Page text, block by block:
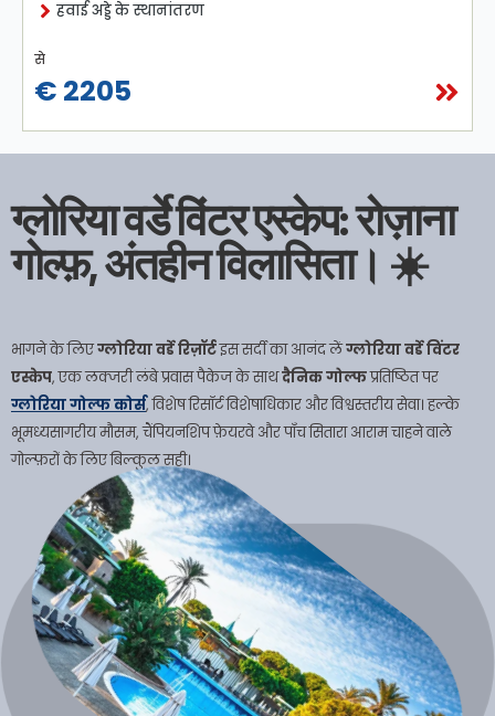
हवाई अड्डे के स्थानांतरण
से
€ 2205
ग्लोरिया वर्डे विंटर एस्केप: रोज़ाना
गोल्फ़, अंतहीन विलासिता। ☀️
भागने के लिएग्लोरिया वर्डे रिज़ॉर्टइस सर्दी का आनंद लेंग्लोरिया वर्डे विंटर
एस्केप, एक लक्जरी लंबे प्रवास पैकेज के साथदैनिक गोल्फप्रतिष्ठित पर
ग्लोरिया गोल्फ कोर्स, विशेष रिसॉर्ट विशेषाधिकार और विश्वस्तरीय सेवा। हल्के
भूमध्यसागरीय मौसम, चैंपियनशिप फ़ेयरवे और पाँच सितारा आराम चाहने वाले
गोल्फ़रों के लिए बिल्कुल सही।